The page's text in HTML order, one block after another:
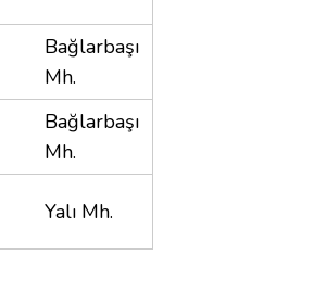
Bağlarbaşı
Mh.
Bağlarbaşı
Mh.
Yalı Mh.